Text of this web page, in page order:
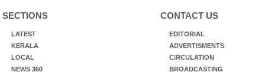
SECTIONS
LATEST
KERALA
LOCAL
NEWS 360
CONTACT US
EDITORIAL
ADVERTISMENTS
CIRCULATION
BROADCASTING